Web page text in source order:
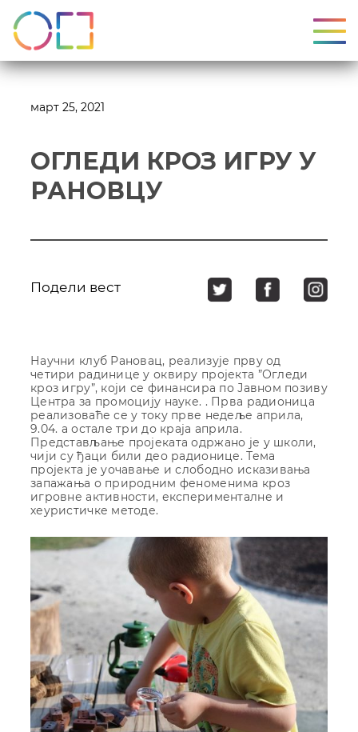
март 25, 2021
ОГЛЕДИ КРОЗ ИГРУ У
РАНОВЦУ
Подели вест
Научни клуб Рановац, реализује прву од
четири радинице у оквиру пројекта ”Огледи
кроз игру”, који се финансира по Јавном позиву
Центра за промоцију науке. . Прва радионица
реализоваће се у току прве недеље априла,
9.04. а остале три до краја априла.
Представљање пројеката одржано је у школи,
чији су ђаци били део радионице. Тема
пројекта је уочавање и слободно исказивања
запажања о природним феноменима кроз
игровне активности, експерименталне и
хеуристичке методе.